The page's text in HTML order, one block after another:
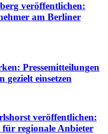
veröffentlichen:
am Berliner
Pressemitteilungen
gezielt einsetzen
veröffentlichen:
regionale Anbieter